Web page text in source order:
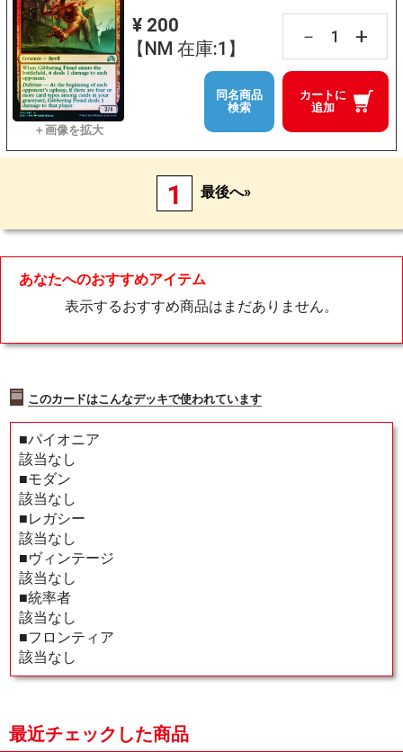
¥ 200
【NM 在庫:1】
－ +
カートに
追加
同名商品
検索
1 最後へ»
あなたへのおすすめアイテム
表示するおすすめ商品はまだありません。
このカードはこんなデッキで使われています
■パイオニア
該当なし
■モダン
該当なし
■レガシー
該当なし
■ヴィンテージ
該当なし
■統率者
該当なし
■フロンティア
該当なし
最近チェックした商品